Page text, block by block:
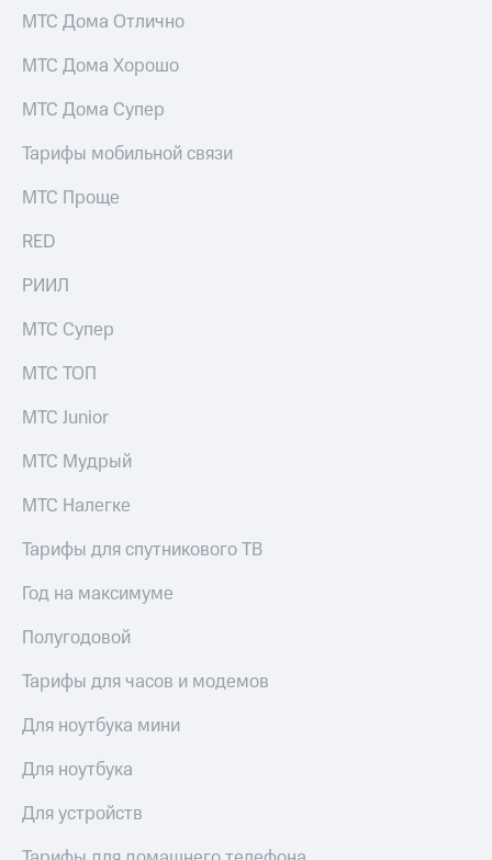
Описание
Еврооблигации-2023
Уведомление
о
погашении
именных
Другое
Регистратор
этика
МТС Дома Отлично
МТС Дома Хорошо
МТС Дома Супер
Тарифы мобильной связи
МТС Проще
RED
РИИЛ
МТС Супер
МТС ТОП
МТС Junior
МТС Мудрый
МТС Налегке
Тарифы для спутникового ТВ
Год на максимуме
Полугодовой
Тарифы для часов и модемов
Для ноутбука мини
Для ноутбука
Для устройств